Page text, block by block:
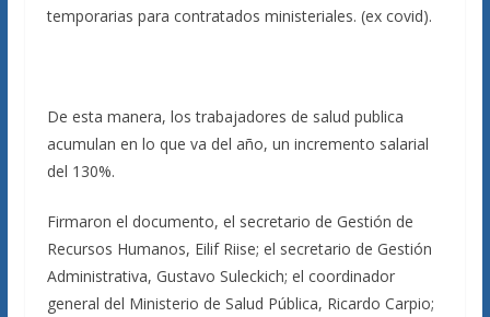
temporarias para contratados ministeriales. (ex covid).
De esta manera, los trabajadores de salud publica
acumulan en lo que va del año, un incremento salarial
del 130%.
Firmaron el documento, el secretario de Gestión de
Recursos Humanos, Eilif Riise; el secretario de Gestión
Administrativa, Gustavo Suleckich; el coordinador
general del Ministerio de Salud Pública, Ricardo Carpio;